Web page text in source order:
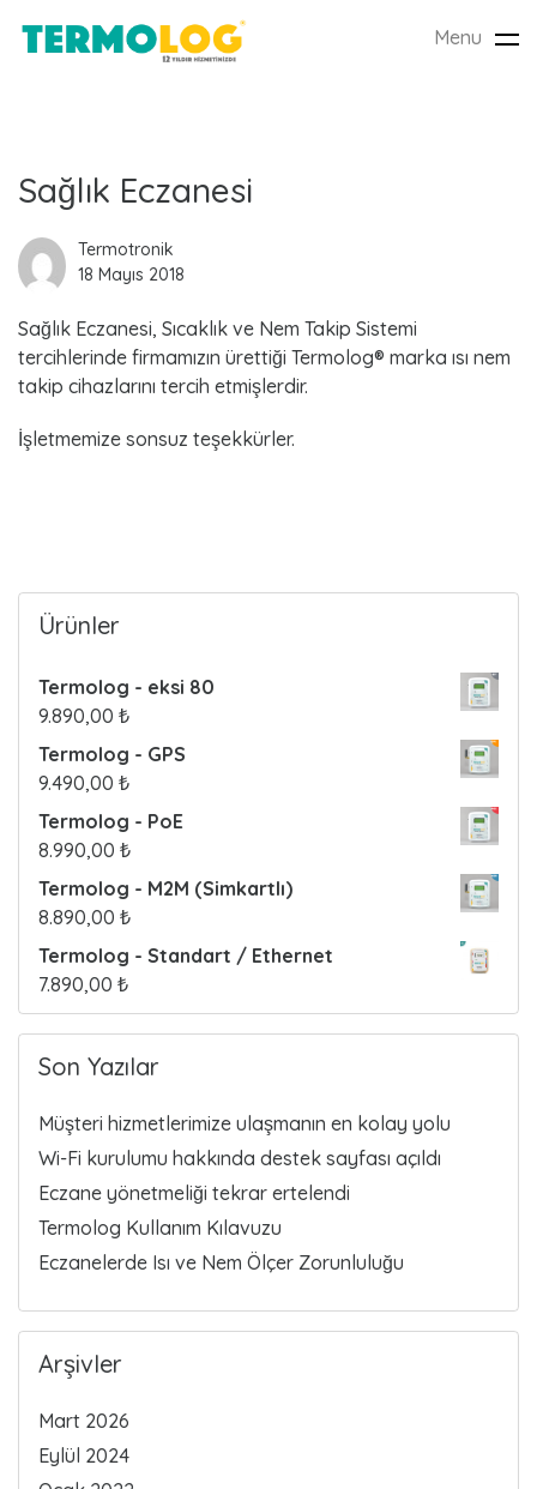
Menu
L
a
t
e
s
t
s
s
Sağlık Eczanesi
Termotronik
18 Mayıs 2018
Sağlık Eczanesi, Sıcaklık ve Nem Takip Sistemi
tercihlerinde firmamızın ürettiği Termolog® marka ısı nem
takip cihazlarını tercih etmişlerdir.
İşletmemize sonsuz teşekkürler.
Ürünler
Termolog - eksi 80
9.890,00 ₺
Termolog - GPS
9.490,00 ₺
Termolog - PoE
8.990,00 ₺
Termolog - M2M (Simkartlı)
8.890,00 ₺
Termolog - Standart / Ethernet
7.890,00 ₺
Son Yazılar
Müşteri hizmetlerimize ulaşmanın en kolay yolu
Wi-Fi kurulumu hakkında destek sayfası açıldı
Eczane yönetmeliği tekrar ertelendi
Termolog Kullanım Kılavuzu
Eczanelerde Isı ve Nem Ölçer Zorunluluğu
Arşivler
Mart 2026
Eylül 2024